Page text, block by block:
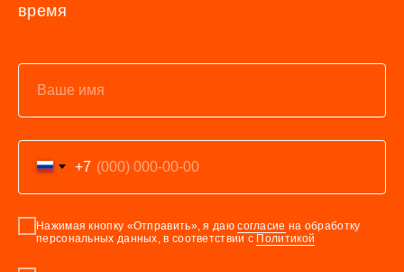
время
+7
Нажимая кнопку «Отправить», я даюсогласие на обработку
персональных данных, в соответствии с Политикой